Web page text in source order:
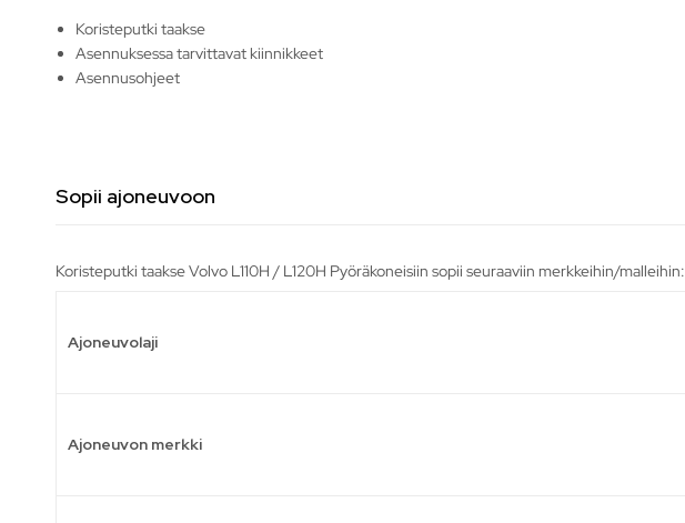
Koristeputki taakse
Asennuksessa tarvittavat kiinnikkeet
Asennusohjeet
Sopii ajoneuvoon
Koristeputki taakse Volvo L110H / L120H Pyöräkoneisiin sopii seuraaviin merkkeihin/malleihin:
Ajoneuvolaji
Ajoneuvon merkki